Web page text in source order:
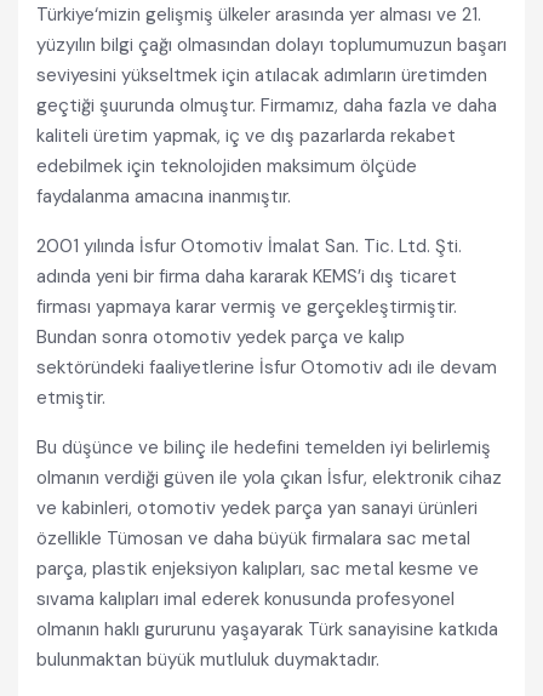
Türkiye‘mizin gelişmiş ülkeler arasında yer alması ve 21.
yüzyılın bilgi çağı olmasından dolayı toplumumuzun başarı
seviyesini yükseltmek için atılacak adımların üretimden
geçtiği şuurunda olmuştur. Firmamız, daha fazla ve daha
kaliteli üretim yapmak, iç ve dış pazarlarda rekabet
edebilmek için teknolojiden maksimum ölçüde
faydalanma amacına inanmıştır.
2001 yılında İsfur Otomotiv İmalat San. Tic. Ltd. Şti.
adında yeni bir firma daha kararak KEMS’i dış ticaret
firması yapmaya karar vermiş ve gerçekleştirmiştir.
Bundan sonra otomotiv yedek parça ve kalıp
sektöründeki faaliyetlerine İsfur Otomotiv adı ile devam
etmiştir.
Bu düşünce ve bilinç ile hedefini temelden iyi belirlemiş
olmanın verdiği güven ile yola çıkan İsfur, elektronik cihaz
ve kabinleri, otomotiv yedek parça yan sanayi ürünleri
özellikle Tümosan ve daha büyük firmalara sac metal
parça, plastik enjeksiyon kalıpları, sac metal kesme ve
sıvama kalıpları imal ederek konusunda profesyonel
olmanın haklı gururunu yaşayarak Türk sanayisine katkıda
bulunmaktan büyük mutluluk duymaktadır.